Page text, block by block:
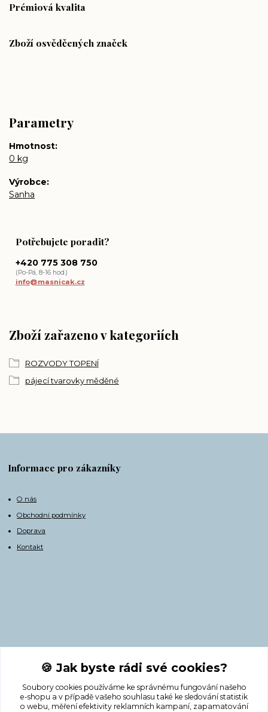
Prémiová kvalita
Zboží osvědčených značek
Parametry
Hmotnost
0 kg
Výrobce
Sanha
Zboží zařazeno v kategoriích
ROZVODY TOPENÍ
pájecí tvarovky měděné
Potřebujete poradit?
+420 775 308 750
(Po-Pá, 8-16 hod.)
info@masnicak.cz
Informace pro zákazníky
O nás
Obchodní podmínky
Doprava
Kontakt
Kontakty
+420 775 308 750
🍪 Jak byste rádi své cookies?
Soubory cookies používáme ke správnému fungování našeho
e-shopu a v případě vašeho souhlasu také ke sledování statistik
o webu, měření efektivity reklamních kampaní, zapamatování